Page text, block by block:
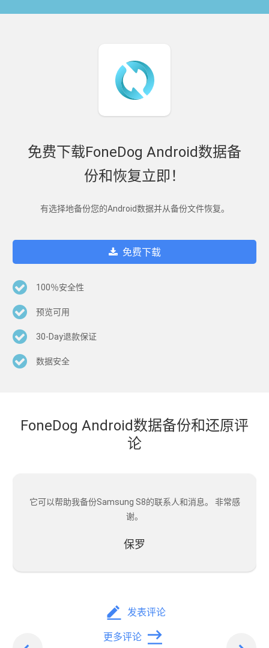
免费下载FoneDog Android数据备
份和恢复立即！
有选择地备份您的Android数据并从备份文件恢复。
免费下载
100％安全性
预览可用
30-Day退款保证
数据安全
FoneDog Android数据备份和还原评
论
它可以帮助我备份Samsung S8的联系人和消息。 非常感
谢。
保罗
发表评论
更多评论